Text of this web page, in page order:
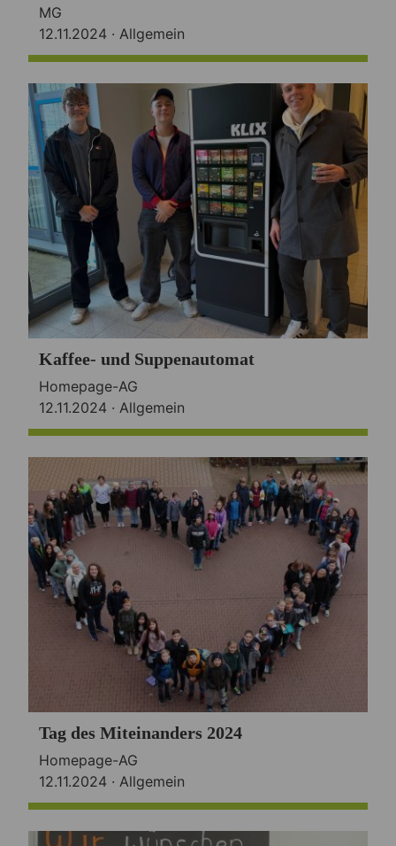
MG
12.11.2024 · Allgemein
Kaffee- und Suppenautomat
Homepage-AG
12.11.2024 · Allgemein
Tag des Miteinanders 2024
Homepage-AG
12.11.2024 · Allgemein